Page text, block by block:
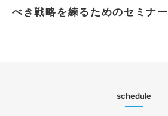
べき戦略を練るためのセミナー
schedule